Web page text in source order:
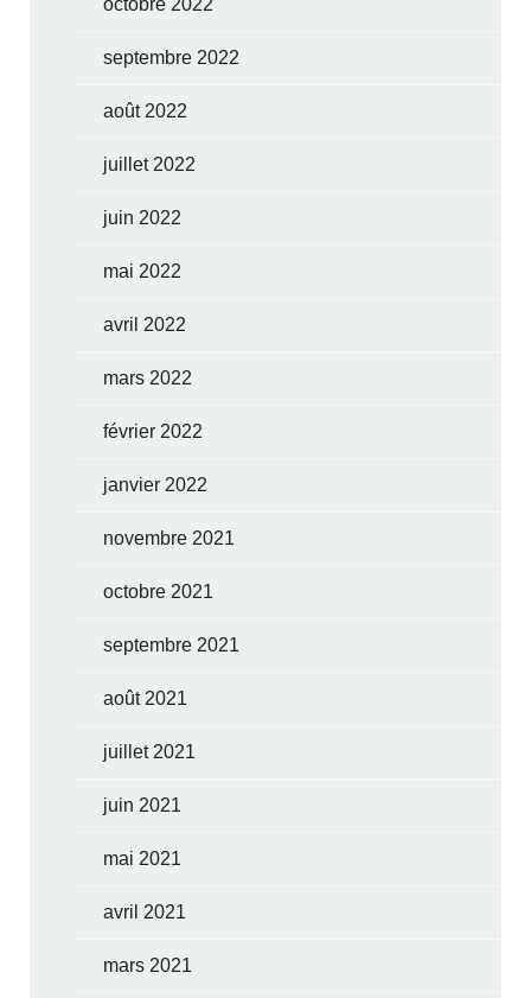
septembre 2022
août 2022
juillet 2022
juin 2022
mai 2022
avril 2022
mars 2022
février 2022
janvier 2022
novembre 2021
octobre 2021
septembre 2021
août 2021
juillet 2021
juin 2021
mai 2021
avril 2021
mars 2021